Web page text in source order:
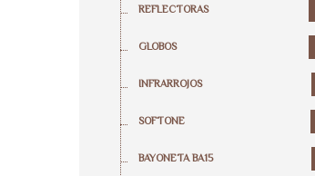
REFLECTORAS
GLOBOS
INFRARROJOS
SOFTONE
BAYONETA BA15